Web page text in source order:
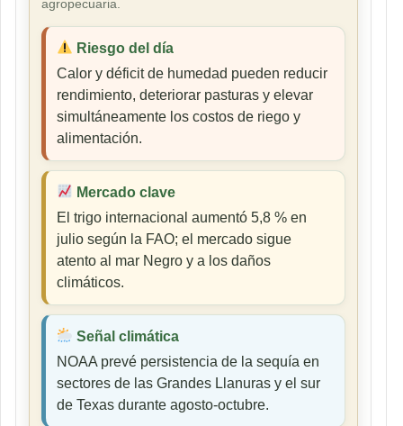
agropecuaria.
Riesgo del día
Calor y déficit de humedad pueden reducir
rendimiento, deteriorar pasturas y elevar
simultáneamente los costos de riego y
alimentación.
Mercado clave
El trigo internacional aumentó 5,8 % en
julio según la FAO; el mercado sigue
atento al mar Negro y a los daños
climáticos.
Señal climática
NOAA prevé persistencia de la sequía en
sectores de las Grandes Llanuras y el sur
de Texas durante agosto-octubre.